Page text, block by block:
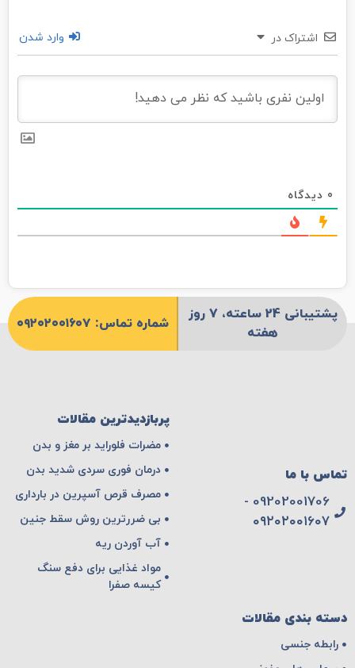
اشتراک در وارد شدن
0 دیدگاه
پشتیبانی 24 ساعته، 7 روز
هفته
شماره تماس: ۰۹۲۰۲۰۰۱۶۰۷
تماس با ما
09202001706 -
۰۹۲۰۲۰۰۱۶۰۷
پربازدیدترین مقالات
مضرات فلوراید بر مغز و بدن
درمان فوری سردی شدید بدن
مصرف قرص آسپرین در بارداری
بی ضررترین روش سقط جنین
آب آوردن ریه
مواد غذایی برای دفع سنگ
کیسه صفرا
دسته بندی مقالات
رابطه جنسی